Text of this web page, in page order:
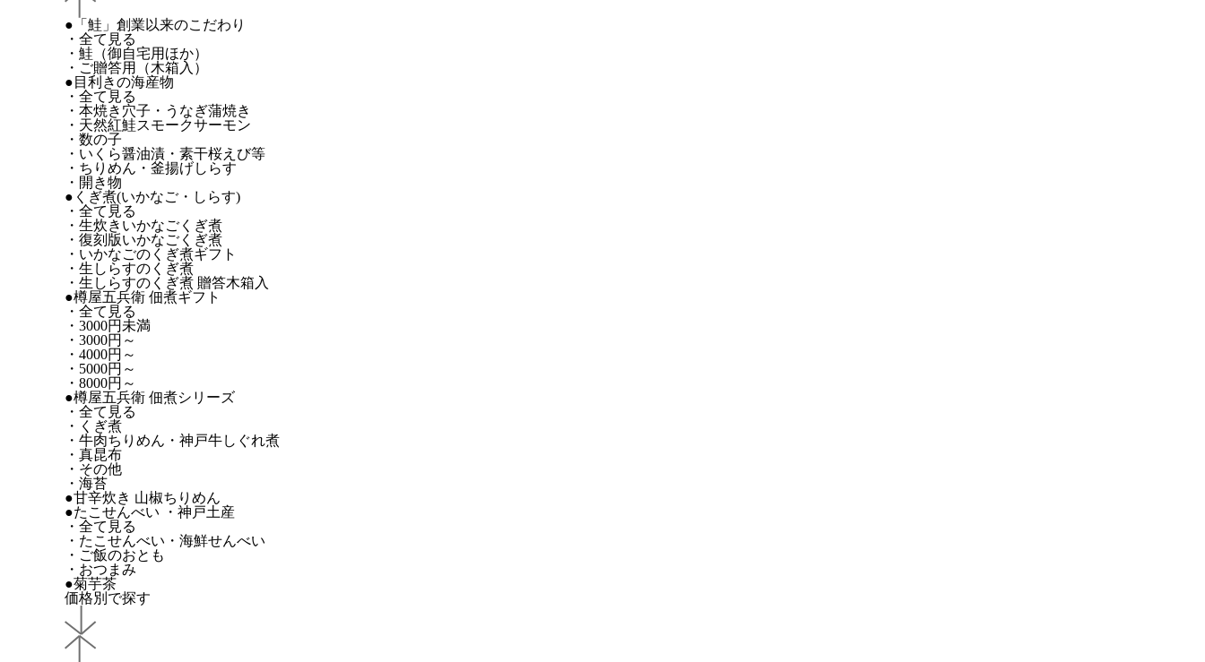
●「鮭」創業以来のこだわり
・全て見る
・鮭（御自宅用ほか）
・ご贈答用（木箱入）
●目利きの海産物
・全て見る
・本焼き穴子・うなぎ蒲焼き
・天然紅鮭スモークサーモン
・数の子
・いくら醤油漬・素干桜えび等
・ちりめん・釜揚げしらす
・開き物
●くぎ煮(いかなご・しらす)
・全て見る
・生炊きいかなごくぎ煮
・復刻版いかなごくぎ煮
・いかなごのくぎ煮ギフト
・生しらすのくぎ煮
・生しらすのくぎ煮 贈答木箱入
●樽屋五兵衛 佃煮ギフト
・全て見る
・3000円未満
・3000円～
・4000円～
・5000円～
・8000円～
●樽屋五兵衛 佃煮シリーズ
・全て見る
・くぎ煮
・牛肉ちりめん・神戸牛しぐれ煮
・真昆布
・その他
・海苔
●甘辛炊き 山椒ちりめん
●たこせんべい ・神戸土産
・全て見る
・たこせんべい・海鮮せんべい
・ご飯のおとも
・おつまみ
●菊芋茶
価格別で探す